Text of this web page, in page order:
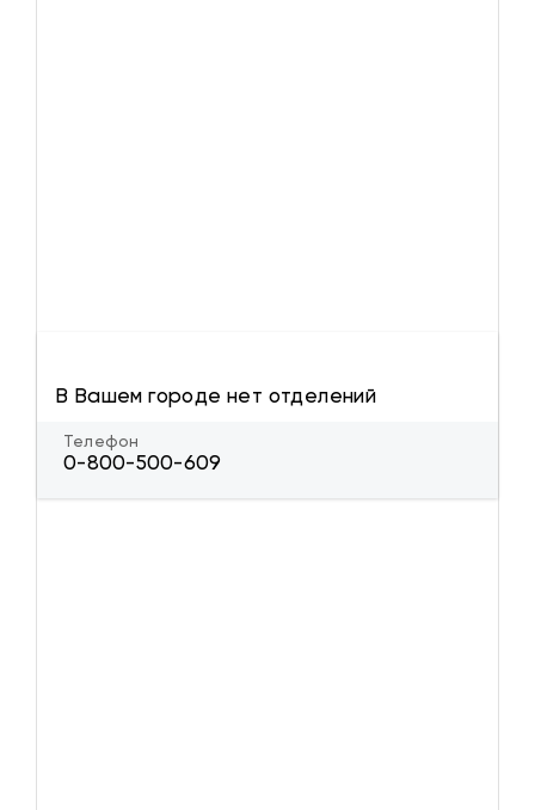
В Вашем городе нет отделений
Телефон
0-800-500-609